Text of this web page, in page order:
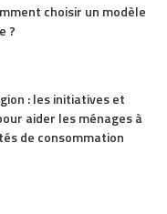
choisir un modèle
?
: les initiatives et
aider les ménages à
de consommation